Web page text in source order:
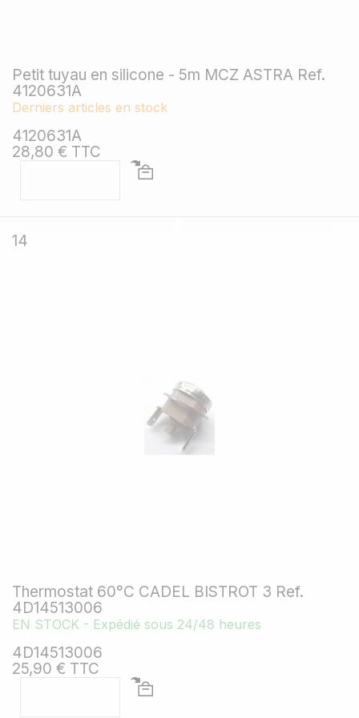
Petit tuyau en silicone - 5m MCZ ASTRA Ref.
4120631A
Derniers articles en stock
4120631A
28,80 € TTC
14
Thermostat 60°C CADEL BISTROT 3 Ref.
4D14513006
EN STOCK - Expédié sous 24/48 heures
4D14513006
25,90 € TTC